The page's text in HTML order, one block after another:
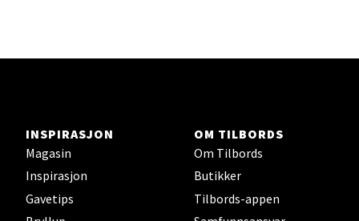
INSPIRASJON
Magasin
Inspirasjon
Gavetips
OM TILBORDS
Om Tilbords
Butikker
Tilbords-appen
Bergen - Horisont
Åpent i dag 10-21